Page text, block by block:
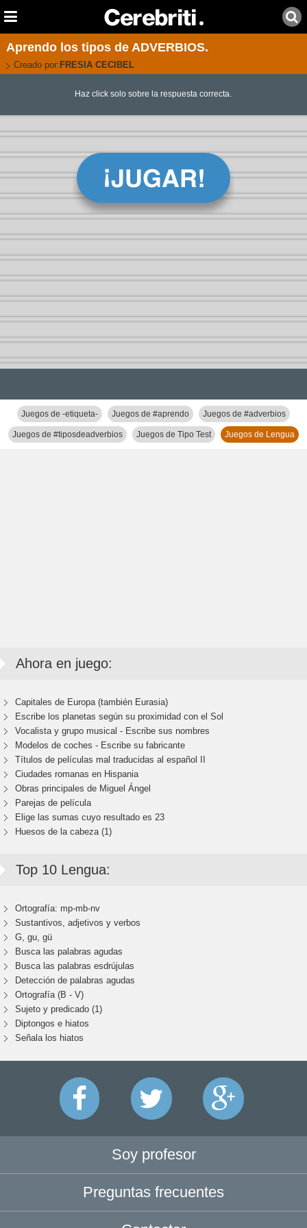
Aprendo los tipos de ADVERBIOS.
Creado por: FRESIA CECIBEL
Haz click solo sobre la respuesta correcta.
Juegos de -etiqueta- Juegos de #aprendo Juegos de #adverbios
Juegos de #tiposdeadverbios Juegos de Tipo Test Juegos de Lengua
Ahora en juego:
Capitales de Europa (también Eurasia)
Escribe los planetas según su proximidad con el Sol
Vocalista y grupo musical - Escribe sus nombres
Modelos de coches - Escribe su fabricante
Títulos de películas mal traducidas al español II
Ciudades romanas en Hispania
Obras principales de Miguel Ángel
Parejas de película
Elige las sumas cuyo resultado es 23
Huesos de la cabeza (1)
Top 10 Lengua:
Ortografía: mp-mb-nv
Sustantivos, adjetivos y verbos
G, gu, gü
Busca las palabras agudas
Busca las palabras esdrújulas
Detección de palabras agudas
Ortografía (B - V)
Sujeto y predicado (1)
Diptongos e hiatos
Señala los hiatos
Soy profesor
Preguntas frecuentes